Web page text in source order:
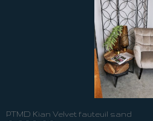
PTMD Kian Velvet fauteuil sand